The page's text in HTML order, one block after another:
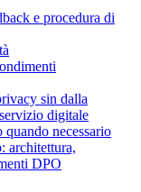
e procedura di
sin dalla
digitale
necessario
architettura,
DPO